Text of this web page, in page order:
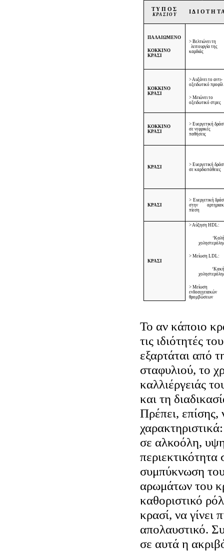
ΤΥΠΟΣ
ΚΡΑΣΙΟΥ
ΠΑΛΑΙΩΜΕΝΟ
ΚΟΚΚΙΝΟ
ΚΡΑΣΙ
> Βελτιώνει τη
λειτουργία της
καρδιάς
ΚΟΚΚΙΝΟ
ΚΡΑΣΙ
> Αυξάνει το αντι-
οξειδωτικό προφίλ
> Μειώνει το
οξειδωτικό στρες
ΚΟΚΚΙΝΟ
ΚΡΑΣΙ
> Ευεργετική
σε νεφρικές
παθήσεις
ΚΡΑΣΙ
> Ευεργετική
σε καρδιοπάθειες
ΚΡΑΣΙ
> Ευεργετική
στην
πίεση
ΚΡΑΣΙ
> ΑύξησηHDL:
> ΜείωσηLDL:
> Μείωση
ενδοαγγειακών
θρομβώσεων
Το αν κάποιο
τις ιδιότητές
εξαρτάται από
σταφυλιού, το
καλλιέργειάς
και τη
Πρέπει, επίσης,
σε αλκοόλη,
συμπύκνωση
αρωμάτων του
καθοριστικό
κρασί, να γίνει
απολαυστικό.
σε αυτά η